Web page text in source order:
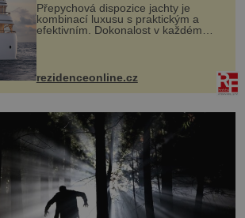
Přepychová dispozice jachty je
kombinací luxusu s praktickým a
efektivním. Dokonalost v každém
detailu představuje značka Fendi
Casa, kterou byly vybaveny její
paluby. Monacký přístav nabízí
každoročn...
rezidenceonline.cz